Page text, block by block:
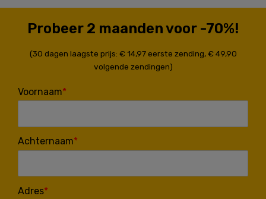
Probeer 2 maanden voor -70%!
(30 dagen laagste prijs: € 14,97 eerste zending, € 49,90
volgende zendingen)
Voornaam
Achternaam
Adres